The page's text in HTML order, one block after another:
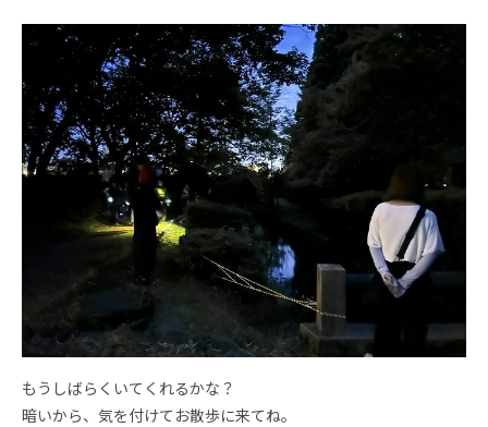
もうしばらくいてくれるかな？
暗いから、気を付けてお散歩に来てね。